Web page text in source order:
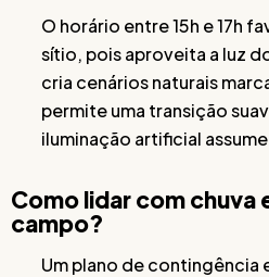
O horário entre 15h e 17h
sítio, pois aproveita a luz
cria cenários naturais
permite uma transição
iluminação artificial
Como lidar com chuva
campo?
Um plano de contingência